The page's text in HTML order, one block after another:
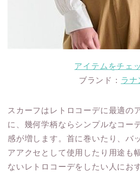
アイテムをチェ
ブランド： ラナ
スカーフはレトロコーデに最適の
に、幾何学柄ならシンプルなコー
感が増します。首に巻いたり、バ
アアクセとして使用したり用途も
ないレトロコーデをしたい人にお